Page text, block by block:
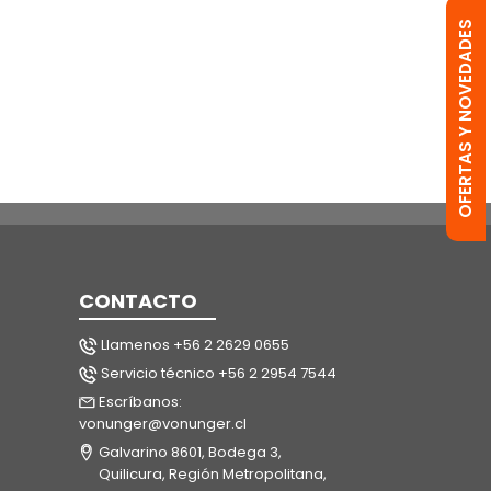
OFERTAS Y NOVEDADES
CONTACTO
Llamenos +56 2 2629 0655
Servicio técnico +56 2 2954 7544
Escríbanos:
vonunger@vonunger.cl
Galvarino 8601, Bodega 3,
Quilicura, Región Metropolitana,